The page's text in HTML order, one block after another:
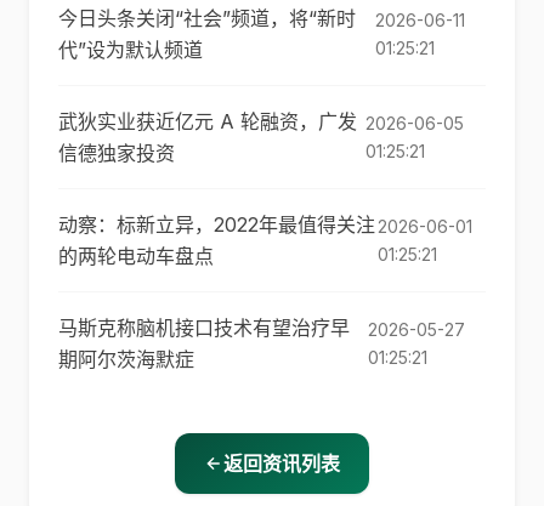
今日头条关闭“社会”频道，将“新时
代”设为默认频道
2026-06-11
01:25:21
武狄实业获近亿元 A 轮融资，广发
信德独家投资
2026-06-05
01:25:21
动察：标新立异，2022年最值得关注
的两轮电动车盘点
2026-06-01
01:25:21
马斯克称脑机接口技术有望治疗早
期阿尔茨海默症
2026-05-27
01:25:21
返回资讯列表